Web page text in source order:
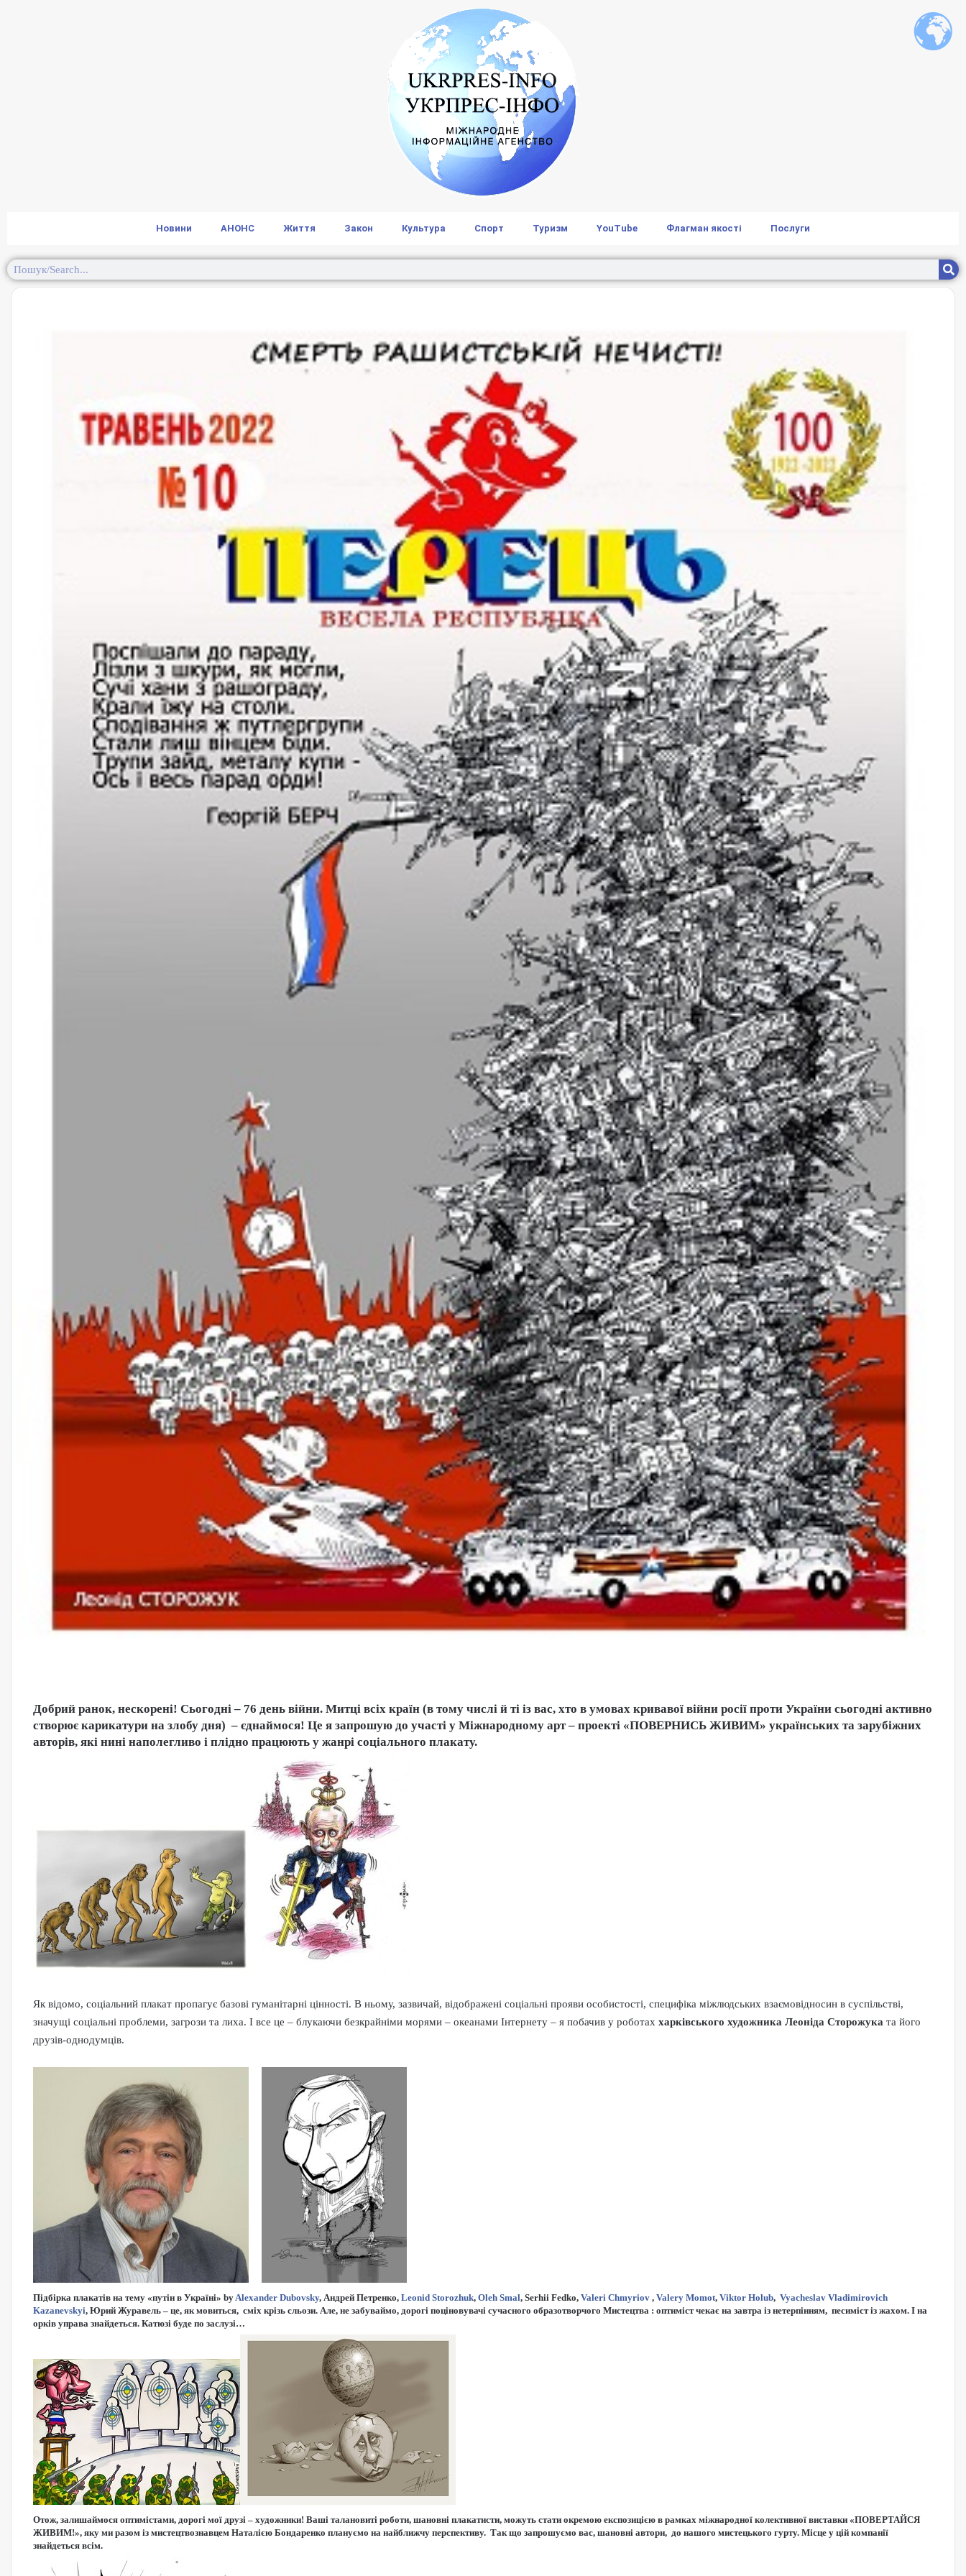
Новини АНОНС Життя Закон Культура Спорт Туризм YouTube Флагман якості Послуги
Добрий ранок, нескорені! Сьогодні – 76 день війни. Митці всіх країн (в тому числі й ті із вас, хто в умовах кривавої війни росії проти України сьогодні активно
створює карикатури на злобу дня) – єднаймося! Це я запрошую до участі у Міжнародному арт – проекті «ПОВЕРНИСЬ ЖИВИМ» українських та зарубіжних
авторів, які нині наполегливо і плідно працюють у жанрі соціального плакату.
Як відомо, соціальний плакат пропагує базові гуманітарні цінності. В ньому, зазвичай, відображені соціальні прояви особистості, специфіка міжлюдських взаємовідносин в суспільстві,
значущі соціальні проблеми, загрози та лиха. І все це – блукаючи безкрайніми морями – океанами Інтернету – я побачив у роботах харківського художника Леоніда Сторожука та його
друзів-однодумців.
Підбірка плакатів на тему «путін в Україні» by Alexander Dubovsky, Андрей Петренко, Leonid Storozhuk, Oleh Smal, Serhii Fedko, Valeri Chmyriov , Valery Momot, Viktor Holub, Vyacheslav Vladimirovich
Kazanevskyi, Юрий Журавель – це, як мовиться, сміх крізь сльози. Але, не забуваймо, дорогі поціновувачі сучасного образотворчого Мистецтва : оптиміст чекає на завтра із нетерпінням, песиміст із жахом. І на
орків управа знайдеться. Катюзі буде по заслузі…
Отож, залишаймося оптимістами, дорогі мої друзі – художники! Ваші талановиті роботи, шановні плакатисти, можуть стати окремою експозицією в рамках міжнародної колективної виставки «ПОВЕРТАЙСЯ
ЖИВИМ!», яку ми разом із мистецтвознавцем Наталією Бондаренко плануємо на найближчу перспективу. Так що запрошуємо вас, шановні автори, до нашого мистецького гурту. Місце у цій компанії
знайдеться всім.